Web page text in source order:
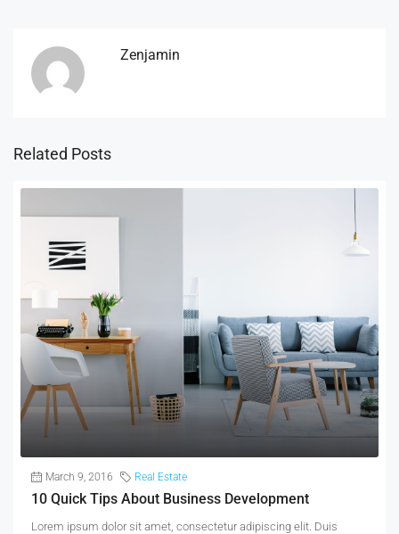
Zenjamin
Related Posts
March 9, 2016 Real Estate
10 Quick Tips About Business Development
Lorem ipsum dolor sit amet, consectetur adipiscing elit. Duis